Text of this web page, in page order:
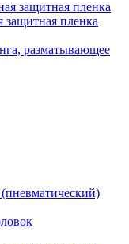
защитная пленка
разматывающее
(пневматический)